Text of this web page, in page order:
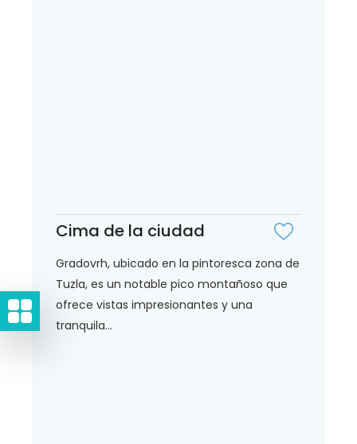
Cima de la ciudad
Gradovrh, ubicado en la pintoresca zona de
Tuzla, es un notable pico montañoso que
ofrece vistas impresionantes y una
tranquila...